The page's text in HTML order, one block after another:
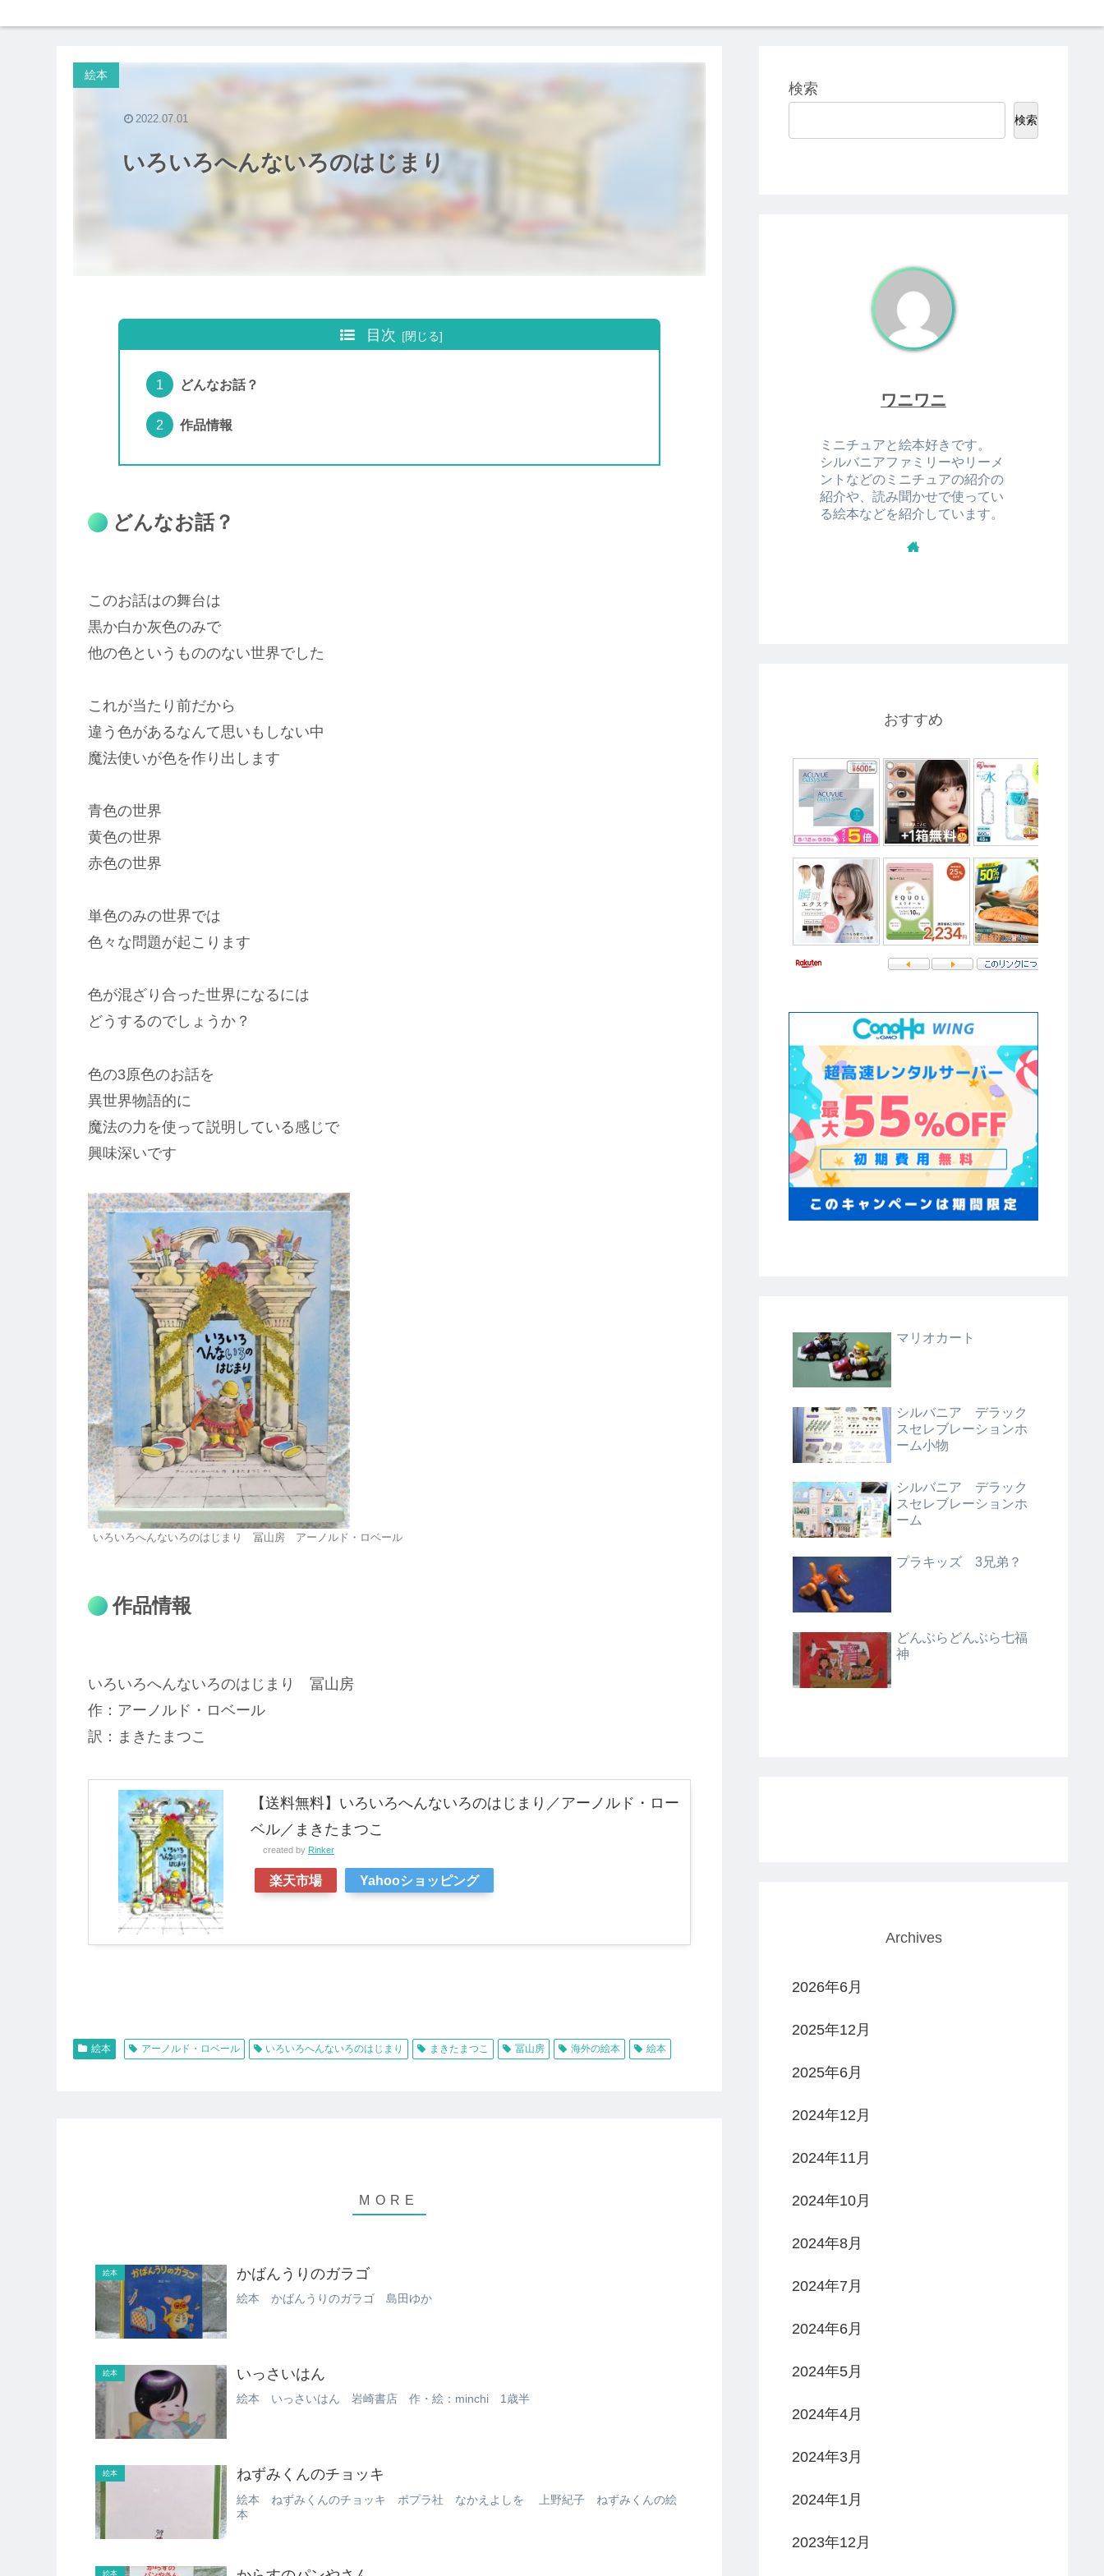
いろいろへんないろのはじまり
絵本
2022.07.01
目次
どんなお話？
作品情報
どんなお話？
このお話はの舞台は
黒か白か灰色のみで
他の色というもののない世界でした
これが当たり前だから
違う色があるなんて思いもしない中
魔法使いが色を作り出します
青色の世界
黄色の世界
赤色の世界
単色のみの世界では
色々な問題が起こります
色が混ざり合った世界になるには
どうするのでしょうか？
色の3原色のお話を
異世界物語的に
魔法の力を使って説明している感じで
興味深いです
いろいろへんないろのはじまり 冨山房 アーノルド・ロベール
作品情報
いろいろへんないろのはじまり 冨山房
作：アーノルド・ロベール
訳：まきたまつこ
【送料無料】いろいろへんないろのはじまり／アーノルド・ロー
ベル／まきたまつこ
created by Rinker
楽天市場 Yahooショッピング
絵本 アーノルド・ロベール いろいろへんないろのはじまり まきたまつこ 冨山房 海外の絵本 絵本
絵本 かばんうりのガラゴ
絵本 かばんうりのガラゴ 島田ゆか
絵本 いっさいはん
絵本 いっさいはん 岩崎書店 作・絵：minchi 1歳半
絵本 ねずみくんのチョッキ
絵本 ねずみくんのチョッキ ポプラ社 なかえよしを 上野紀子 ねずみくんの絵
本
絵本
検索
検索
ワニワニ
ミニチュアと絵本好きです。
シルバニアファミリーやリーメ
ントなどのミニチュアの紹介の
紹介や、読み聞かせで使ってい
る絵本などを紹介しています。
おすすめ
マリオカート
シルバニア デラック
スセレブレーションホ
ーム小物
シルバニア デラック
スセレブレーションホ
ーム
プラキッズ 3兄弟？
どんぶらどんぶら七福
神
Archives
2026年6月
2025年12月
2025年6月
2024年12月
2024年11月
2024年10月
2024年8月
2024年7月
2024年6月
2024年5月
2024年4月
2024年3月
2024年1月
2023年12月